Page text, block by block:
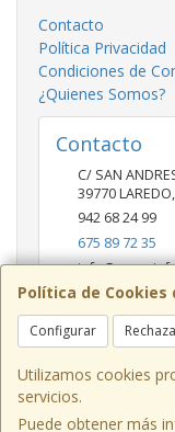
Política de
Configurar
Utilizamos cookies
servicios.
Puede obtener más
Contacto
Política Privacidad
Condiciones de
¿Quienes Somos?
Contacto
C/ SAN
39770LAREDO,
942 68 24 99
675 89 72 35
Horario
10-14 / 19:00-20:30